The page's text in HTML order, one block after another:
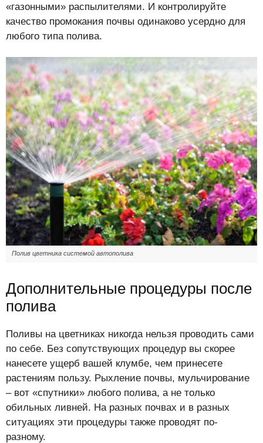
«газонными» распылителями. И контролируйте
качество промокания почвы одинаково усердно для
любого типа полива.
Полив цветника системой автополива
Дополнительные процедуры после
полива
Поливы на цветниках никогда нельзя проводить сами
по себе. Без сопутствующих процедур вы скорее
нанесете ущерб вашей клумбе, чем принесете
растениям пользу. Рыхление почвы, мульчирование
– вот «спутники» любого полива, а не только
обильных ливней. На разных почвах и в разных
ситуациях эти процедуры также проводят по-
разному.